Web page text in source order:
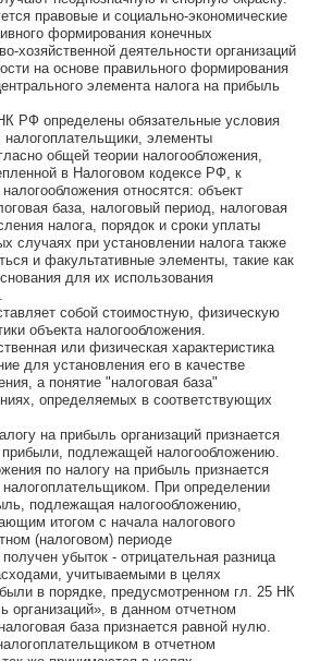
правовые и социально-экономические
формирования конечных
хозяйственной деятельности организаций
на основе правильного формирования
элемента налога на прибыль
РФ определены обязательные условия
налогоплательщики, элементы
общей теории налогообложения,
в Налоговом кодексе РФ, к
относятся: объект
база, налоговый период, налоговая
налога, порядок и сроки уплаты
случаях при установлении налога также
и факультативные элементы, такие как
для их использования
собой стоимостную, физическую
объекта налогообложения.
или физическая характеристика
для установления его в качестве
а понятие "налоговая база"
определяемых в соответствующих
на прибыль организаций признается
подлежащей налогообложению.
по налогу на прибыль признается
При определении
подлежащая налогообложению,
итогом с начала налогового
(налоговом) периоде
убыток - отрицательная разница
учитываемыми в целях
в порядке, предусмотренном гл. 25 НК
организаций», в данном отчетном
база признается равной нулю.
в отчетном